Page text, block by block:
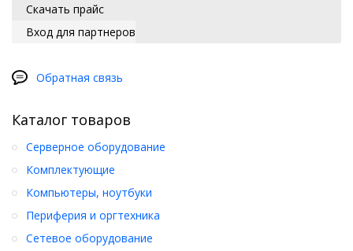
Скачать прайс
Вход для партнеров
Обратная связь
Каталог товаров
Серверное оборудование
Комплектующие
Компьютеры, ноутбуки
Периферия и оргтехника
Сетевое оборудование